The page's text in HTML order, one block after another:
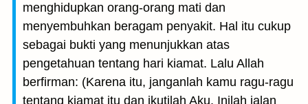
menghidupkan orang-orang mati dan
menyembuhkan beragam penyakit. Hal itu cukup
sebagai bukti yang menunjukkan atas
pengetahuan tentang hari kiamat. Lalu Allah
berfirman: (Karena itu, janganlah kamu ragu-ragu
tentang kiamat itu dan ikutilah Aku. Inilah jalan